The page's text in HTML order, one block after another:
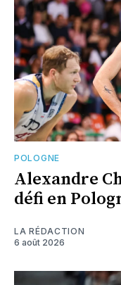
POLOGNE
Alexandre
défi en
LA RÉDACTION
6 août 2026